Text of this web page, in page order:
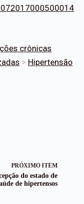
crônicas
> Hipertensão
PRÓXIMO ITEM
do estado de
de hipertensos